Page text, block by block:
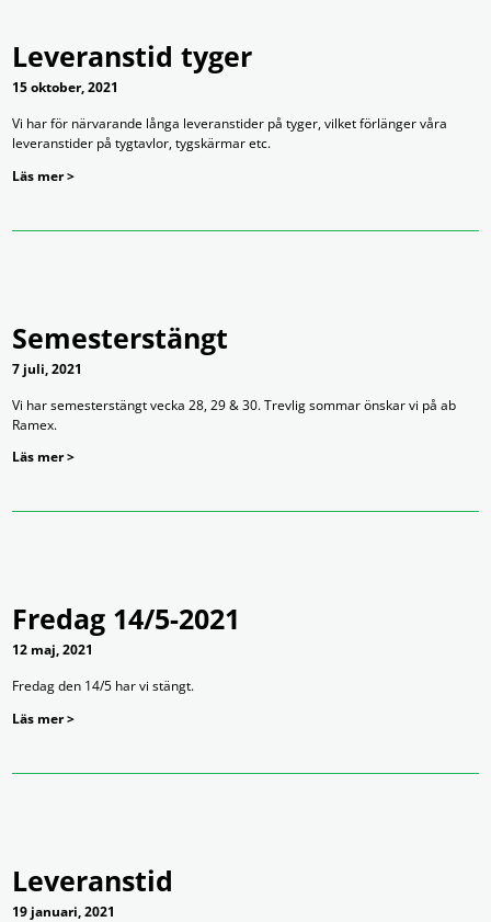
Leveranstid tyger
15 oktober, 2021
Vi har för närvarande långa leveranstider på tyger, vilket förlänger våra
leveranstider på tygtavlor, tygskärmar etc.
Läs mer >
Semesterstängt
7 juli, 2021
Vi har semesterstängt vecka 28, 29 & 30. Trevlig sommar önskar vi på ab
Ramex.
Läs mer >
Fredag 14/5-2021
12 maj, 2021
Fredag den 14/5 har vi stängt.
Läs mer >
Leveranstid
19 januari, 2021